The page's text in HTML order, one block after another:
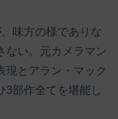
味方の様でありな
ない。元カメラマン
現とアラン・マック
3部作全てを堪能し